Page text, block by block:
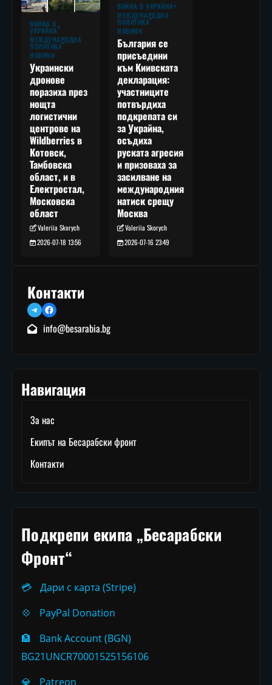
ВОЙНА В
УКРАЙНА
МЕЖДУНАРОДНА
ПОЛИТИКА
НОВИНИ
Украински
дронове
поразиха през
нощта
логистични
центрове на
Wildberries в
Котовск,
Тамбовска
област, и в
Електростал,
Московска
област
Valeriia Skorych
2026-07-18 13:56
ВОЙНА В УКРАЙНА
МЕЖДУНАРОДНА
ПОЛИТИКА
НОВИНИ
България се
присъедини
към Киивската
декларация:
участниците
потвърдиха
подкрепата си
за Украйна,
осъдиха
руската агресия
и призоваха за
засилване на
международния
натиск срещу
Москва
Valeriia Skorych
2026-07-16 23:49
Контакти
TelegramFacebook
info@besarabia.bg
Навигация
За нас
Екипът на Бесарабски фронт
Контакти
Подкрепи екипа „Бесарабски
Фронт“
💳
Дари с карта (Stripe)
💠
PayPal Donation
🏦
Bank Account (BGN)
BG21UNCR70001525156106
💎
Patreon